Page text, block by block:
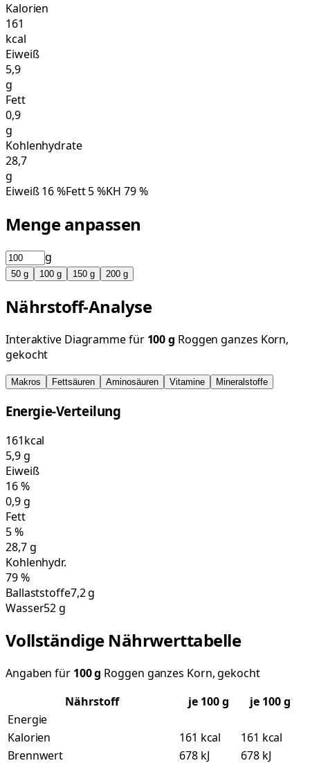
Kalorien
161
kcal
Eiweiß
5,9
g
Fett
0,9
g
Kohlenhydrate
28,7
g
Eiweiß16%Fett5%KH 79%
Menge anpassen
g
50 g 100 g 150 g 200 g
Nährstoff-Analyse
Interaktive Diagramme für 100g Roggen ganzes Korn,
gekocht
Makros Fettsäuren Aminosäuren Vitamine Mineralstoffe
Energie-Verteilung
161kcal
5,9g
Eiweiß
16%
0,9g
Fett
5%
28,7g
Kohlenhydr.
79%
Ballaststoffe7,2 g
Wasser52 g
Vollständige Nährwerttabelle
Angaben für 100g Roggen ganzes Korn, gekocht
Nährstoff
je 100g
je 100 g
Energie
Kalorien
161 kcal
161 kcal
Brennwert
678 kJ 678 kJ